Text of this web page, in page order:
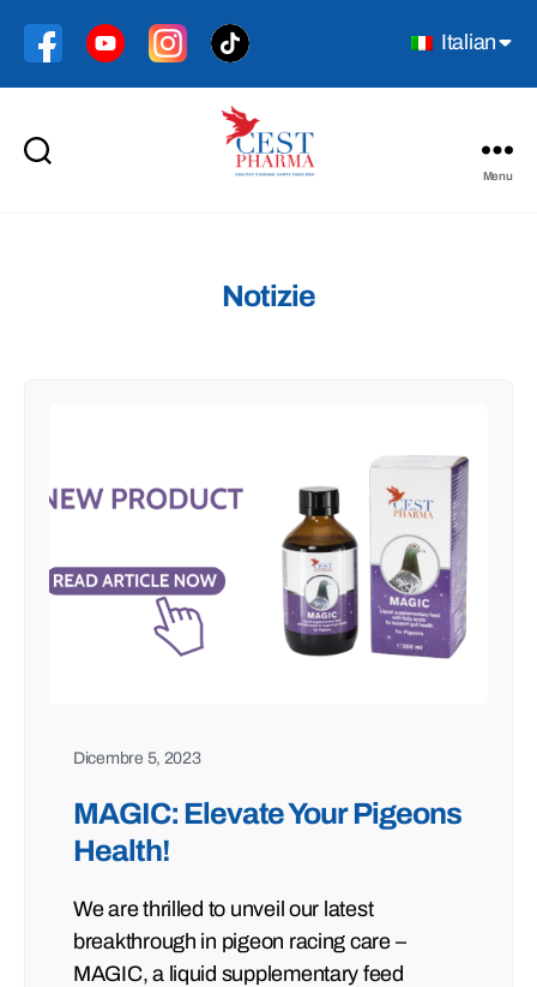
Italian
Menu
Notizie
Dicembre 5, 2023
MAGIC: Elevate Your Pigeons
Health!
We are thrilled to unveil our latest
breakthrough in pigeon racing care –
MAGIC, a liquid supplementary feed